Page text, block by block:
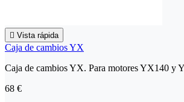
 Vista rápida
Caja de cambios YX
Caja de cambios YX. Para motores YX140 y
68 €